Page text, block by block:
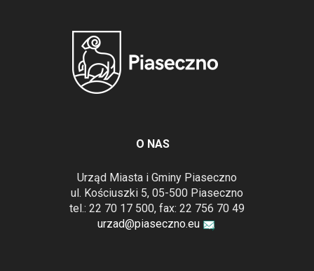
O NAS
Urząd Miasta i Gminy Piaseczno
ul. Kościuszki 5, 05-500 Piaseczno
tel.: 22 70 17 500, fax: 22 756 70 49
urzad@piaseczno.eu